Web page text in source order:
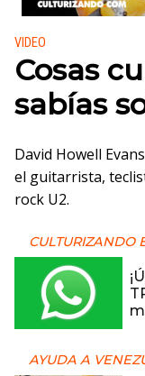
Publicado en:
VIDEO
Cosas
sabías
David Howell
el guitarrista,
rock U2.
CULTURIZANDO
AYUDA A